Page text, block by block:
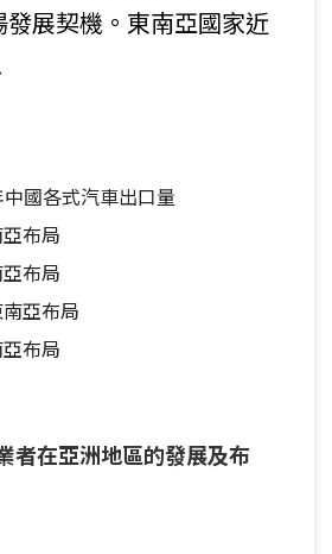
展契機。東南亞國家近
國各式汽車出口量
布局
布局
亞布局
布局
者在亞洲地區的發展及布